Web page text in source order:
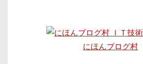
にほんブログ村